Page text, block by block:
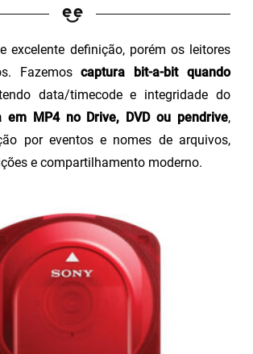
excelente definição, porém os leitores
Fazemoscaptura bit-a-bit quando
data/timecode e integridade do
em MP4 no Drive, DVD ou pendrive,
por eventos e nomes de arquivos,
e compartilhamento moderno.